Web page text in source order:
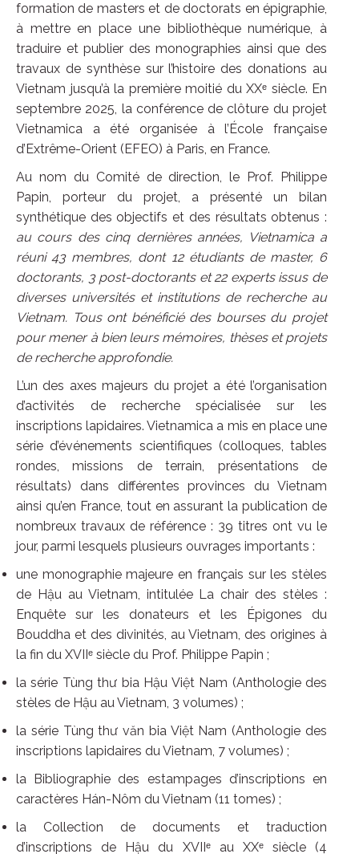
formation de masters et de doctorats en épigraphie,
à mettre en place une bibliothèque numérique, à
traduire et publier des monographies ainsi que des
travaux de synthèse sur l’histoire des donations au
Vietnam jusqu’à la première moitié du XXᵉ siècle. En
septembre 2025, la conférence de clôture du projet
Vietnamica a été organisée à l’École française
d’Extrême-Orient (EFEO) à Paris, en France.
Au nom du Comité de direction, le Prof. Philippe
Papin, porteur du projet, a présenté un bilan
synthétique des objectifs et des résultats obtenus :
au cours des cinq dernières années, Vietnamica a
réuni 43 membres, dont 12 étudiants de master, 6
doctorants, 3 post-doctorants et 22 experts issus de
diverses universités et institutions de recherche au
Vietnam. Tous ont bénéficié des bourses du projet
pour mener à bien leurs mémoires, thèses et projets
de recherche approfondie.
L’un des axes majeurs du projet a été l’organisation
d’activités de recherche spécialisée sur les
inscriptions lapidaires. Vietnamica a mis en place une
série d’événements scientifiques (colloques, tables
rondes, missions de terrain, présentations de
résultats) dans différentes provinces du Vietnam
ainsi qu’en France, tout en assurant la publication de
nombreux travaux de référence : 39 titres ont vu le
jour, parmi lesquels plusieurs ouvrages importants :
une monographie majeure en français sur les stèles
de Hậu au Vietnam, intitulée La chair des stèles :
Enquête sur les donateurs et les Épigones du
Bouddha et des divinités, au Vietnam, des origines à
la fin du XVIIᵉ siècle du Prof. Philippe Papin ;
la série Tùng thư bia Hậu Việt Nam (Anthologie des
stèles de Hậu au Vietnam, 3 volumes) ;
la série Tùng thư văn bia Việt Nam (Anthologie des
inscriptions lapidaires du Vietnam, 7 volumes) ;
la Bibliographie des estampages d’inscriptions en
caractères Hán-Nôm du Vietnam (11 tomes) ;
la Collection de documents et traduction
d’inscriptions de Hậu du XVIIᵉ au XXᵉ siècle (4